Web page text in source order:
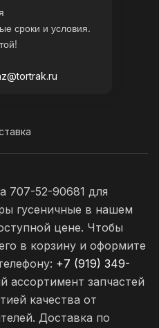
сроки и условия.
707-52-90681 для
гусеничные в нашем
цене. Чтобы
в корзину и оформите
+7 (919) 349-
ассортимент запчастей
качества от
Доставка по